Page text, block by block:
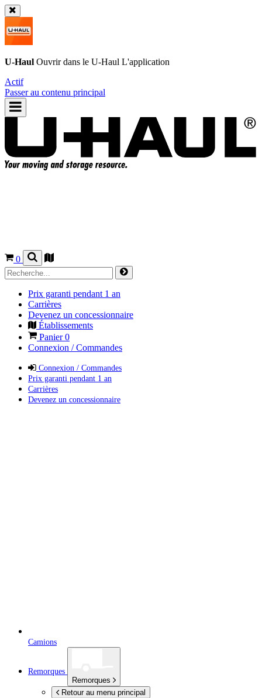
U-Haul Ouvrir dans le U-Haul L'application
Actif
Passer au contenu principal
0
Prix garanti pendant 1 an
Carrières
Devenez un concessionnaire
Établissements
Panier0
Connexion / Commandes
Connexion / Commandes
Prix garanti pendant 1 an
Carrières
Devenez un concessionnaire
Camions
Remorques
Remorques
Retour au menu principal